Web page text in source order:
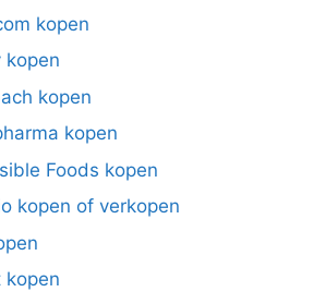
kopen
kopen
kopen
kopen
Foods kopen
kopen of verkopen
kopen